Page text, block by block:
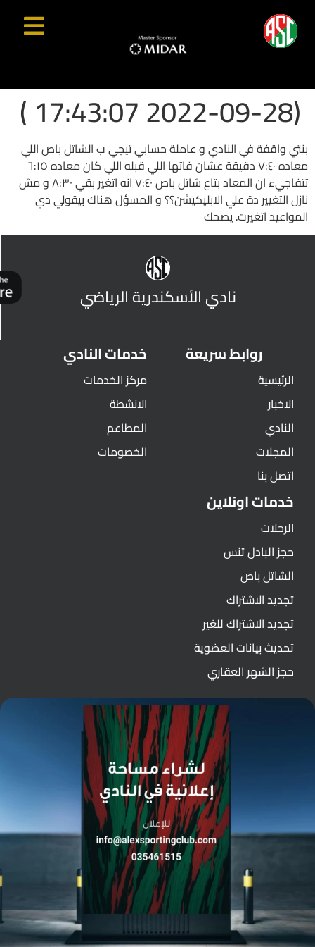
(2022-09-28 17:43:07 )
بنتي واقفة في النادي و عاملة حسابي تيجي ب الشاتل باص اللي
معاده ٧:٤٠ دقيقة عشان فاتها اللي قبله اللي كان معاده ٦:١٥
تتفاجيء ان المعاد بتاع شاتل باص ٧:٤٠ انه اتغير بقي ٨:٣٠ و مش
نازل التغيير دة علي الابليكيشن؟؟ و المسؤل هناك بيقولي دي
المواعيد اتغيرت. يصحك
نادي الأسكندرية الرياضي
روابط سريعة
الرئيسية
الاخبار
النادي
المجلات
اتصل بنا
خدمات النادي
مركز الخدمات
الانشطة
المطاعم
الخصومات
خدمات اونلاين
الرحلات
حجز البادل تنس
الشاتل باص
تجديد الاشتراك
تجديد الاشتراك للغير
تحديث بيانات العضوية
حجز الشهر العقاري